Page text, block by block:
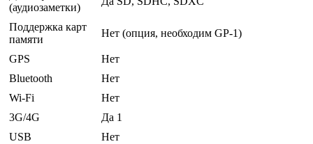
(аудиозаметки)
Поддержка карт
памяти
Нет (опция, необходим GP-1)
GPS
Нет
Bluetooth
Нет
Wi-Fi
Нет
3G/4G
Да 1
USB
Нет